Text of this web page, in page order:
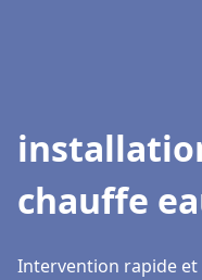
chauffe
Intervention rapide